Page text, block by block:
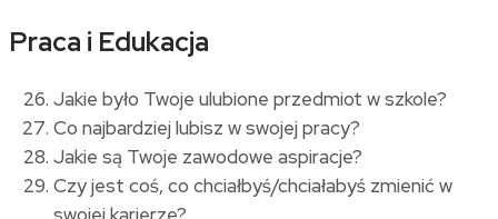
Praca i Edukacja
Jakie było Twoje ulubione przedmiot w szkole?
Co najbardziej lubisz w swojej pracy?
Jakie są Twoje zawodowe aspiracje?
Czy jest coś, co chciałbyś/chciałabyś zmienić w